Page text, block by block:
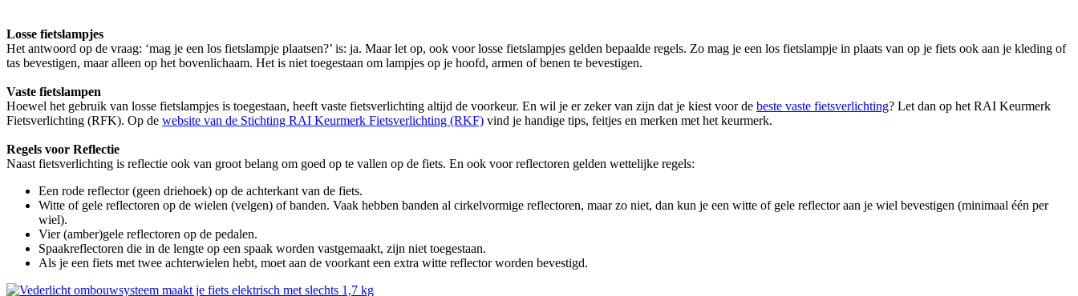
Losse fietslampjes
Het antwoord op de vraag: ‘mag je een los fietslampje plaatsen?’ is: ja. Maar let op, ook voor losse fietslampjes gelden bepaalde regels. Zo mag je een los fietslampje in plaats van op je fiets ook aan je kleding of
tas bevestigen, maar alleen op het bovenlichaam. Het is niet toegestaan om lampjes op je hoofd, armen of benen te bevestigen.
Vaste fietslampen
Hoewel het gebruik van losse fietslampjes is toegestaan, heeft vaste fietsverlichting altijd de voorkeur. En wil je er zeker van zijn dat je kiest voor de beste vaste fietsverlichting? Let dan op het RAI Keurmerk
Fietsverlichting (RFK). Op de website van de Stichting RAI Keurmerk Fietsverlichting (RKF) vind je handige tips, feitjes en merken met het keurmerk.
Regels voor Reflectie
Naast fietsverlichting is reflectie ook van groot belang om goed op te vallen op de fiets. En ook voor reflectoren gelden wettelijke regels:
Een rode reflector (geen driehoek) op de achterkant van de fiets.
Witte of gele reflectoren op de wielen (velgen) of banden. Vaak hebben banden al cirkelvormige reflectoren, maar zo niet, dan kun je een witte of gele reflector aan je wiel bevestigen (minimaal één per
wiel).
Vier (amber)gele reflectoren op de pedalen.
Spaakreflectoren die in de lengte op een spaak worden vastgemaakt, zijn niet toegestaan.
Als je een fiets met twee achterwielen hebt, moet aan de voorkant een extra witte reflector worden bevestigd.